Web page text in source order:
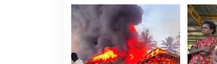
Bendera Merah Putih